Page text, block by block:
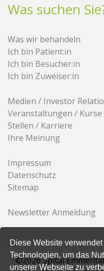
Diese Website
Technologien, um das
unserer Webseite zu
Was suchen
Was wir behandeln
Ich bin Patient:in
Ich bin Besucher:in
Ich bin Zuweiser:in
Medien / Investor
Veranstaltungen / Kurse
Stellen / Karriere
Ihre Meinung
Impressum
Datenschutz
Sitemap
Newsletter Anmeldung
©2026 Spital